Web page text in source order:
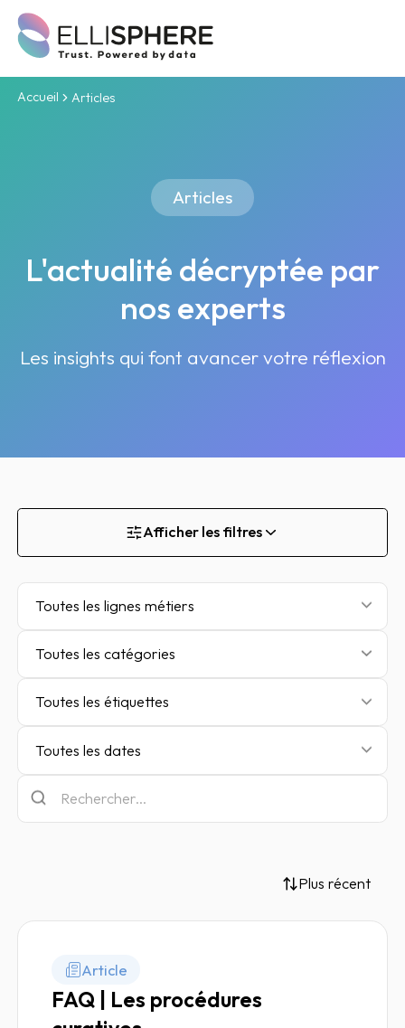
Accueil Articles
Articles
L'actualité décryptée par
nos experts
Les insights qui font avancer votre réflexion
Afficher les filtres
Toutes les lignes métiers
Toutes les catégories
Toutes les étiquettes
Toutes les dates
Plus récent
Article
FAQ | Les procédures